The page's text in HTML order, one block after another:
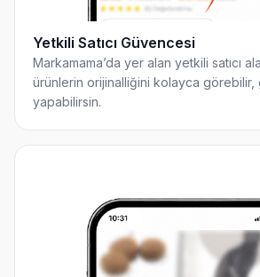
Yetkili Satıcı Güvencesi
Markamama’da yer alan yetkili satıcı
ürünlerin orijinalliğini kolayca görebilir,
yapabilirsin.